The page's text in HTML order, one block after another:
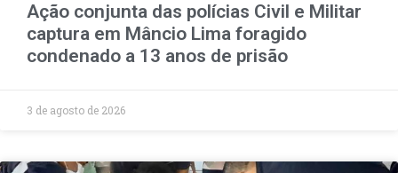
Ação conjunta das polícias Civil e Militar
captura em Mâncio Lima foragido
condenado a 13 anos de prisão
3 de agosto de 2026